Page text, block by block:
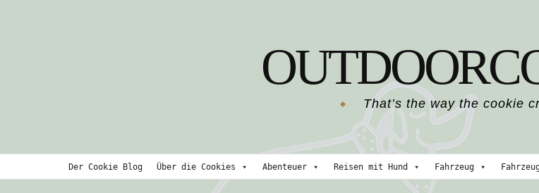
That’s the way the cookie
Der Cookie Blog Über die Cookies Abenteuer Reisen mit Hund Fahrzeug